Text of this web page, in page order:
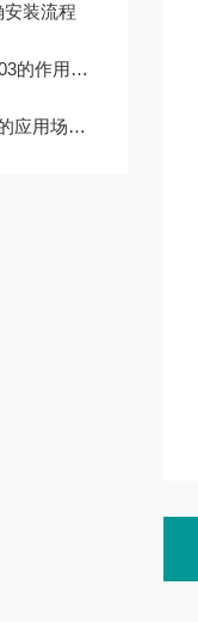
装流程
件架构原理
有哪些？